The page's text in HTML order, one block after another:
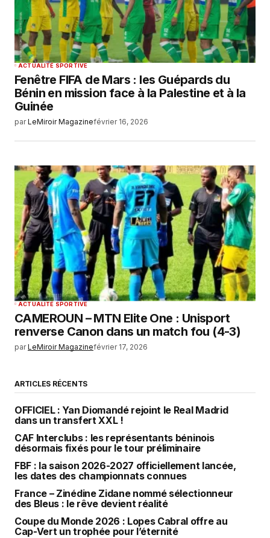
ACTUALITÉ SPORTIVE
Fenêtre FIFA de Mars : les Guépards du
Bénin en mission face à la Palestine et à la
Guinée
par LeMiroir Magazinefévrier 16, 2026
ACTUALITÉ SPORTIVE
CAMEROUN – MTN Elite One : Unisport
renverse Canon dans un match fou (4-3)
par LeMiroir Magazinefévrier 17, 2026
ARTICLES RÉCENTS
OFFICIEL : Yan Diomandé rejoint le Real Madrid
dans un transfert XXL !
CAF Interclubs : les représentants béninois
désormais fixés pour le tour préliminaire
FBF : la saison 2026-2027 officiellement lancée,
les dates des championnats connues
France – Zinédine Zidane nommé sélectionneur
des Bleus : le rêve devient réalité
Coupe du Monde 2026 : Lopes Cabral offre au
Cap-Vert un trophée pour l’éternité